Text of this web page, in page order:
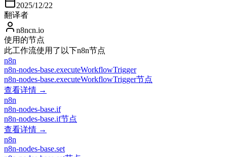
2025/12/22
翻译者
n8ncn.io
使用的节点
此工作流使用了以下n8n节点
n8n
n8n-nodes-base.executeWorkflowTrigger
n8n-nodes-base.executeWorkflowTrigger节点
查看详情 →
n8n
n8n-nodes-base.if
n8n-nodes-base.if节点
查看详情 →
n8n
n8n-nodes-base.set